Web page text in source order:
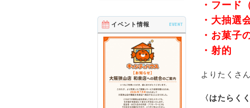
・フード
・大抽選
・お菓子
・射的
よりたくさ
〈はたらく
イベント情報 EVENT